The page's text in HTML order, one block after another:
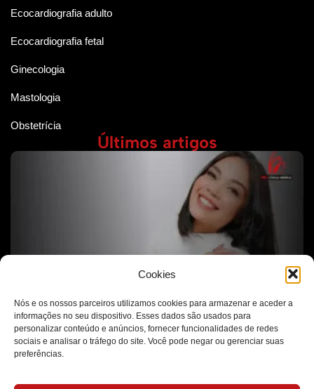
Cookies
Nós e os nossos parceiros utilizamos cookies para armazenar e aceder a
informações no seu dispositivo. Esses dados são usados para
personalizar conteúdo e anúncios, fornecer funcionalidades de redes
sociais e analisar o tráfego do site. Você pode negar ou gerenciar suas
preferências.
Ecocardiografia adulto
Ecocardiografia fetal
Ginecologia
Mastologia
Obstetrícia
Últimos artigos
O Autocuidado Vai Muito Além da Estética